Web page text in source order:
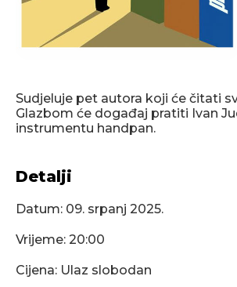
Sudjeluje pet autora koji će čitati
Glazbom će događaj pratiti Ivan
instrumentu handpan.
Detalji
Datum: 09. srpanj 2025.
Vrijeme: 20:00
Cijena: Ulaz slobodan